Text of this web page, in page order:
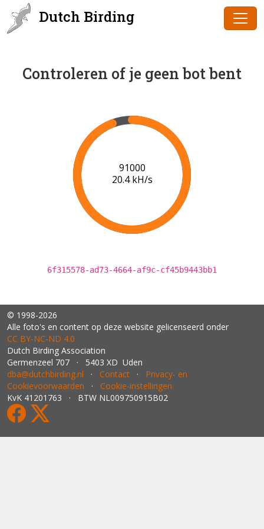
Dutch Birding
Controleren of je geen bot bent
92000
19.8 kH/s
6f315578-ad73-4664-af9c-cf45b9443bb1
© 1998-2026
Alle foto's en content op deze website gelicenseerd onder
CC BY‑NC‑ND 4.0
Dutch Birding Association
Germenzeel 707 · 5403 XD Uden
dba@dutchbirding.nl · Contact · Privacy- en
Cookievoorwaarden · Cookie-instellingen
KvK 41201763 · BTW NL009750915B02